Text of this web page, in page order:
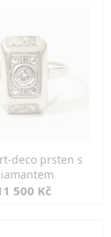
deco prsten s
500 Kč